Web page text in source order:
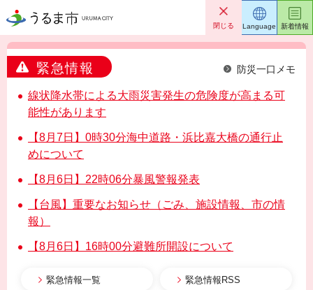
うるま市 閉じる
緊急情報 防災一口メモ
線状降水帯による大雨災害発生の危険度が高まる可
能性があります
【8月7日】0時30分海中道路・浜比嘉大橋の通行止
めについて
【8月6日】22時06分暴風警報発表
【台風】重要なお知らせ（ごみ、施設情報、市の情
報）
【8月6日】16時00分避難所開設について
緊急情報一覧 緊急情報RSS
Language 新着情報